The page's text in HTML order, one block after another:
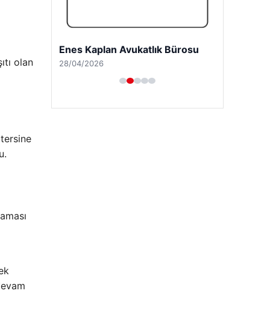
olan
Enes Kaplan Avukatlık Bürosu
28/04/2026